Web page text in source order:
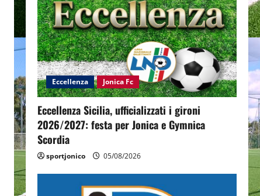
Eccellenza Jonica Fc
Eccellenza Sicilia, ufficializzati i gironi
2026/2027: festa per Jonica e Gymnica
Scordia
sportjonico 05/08/2026